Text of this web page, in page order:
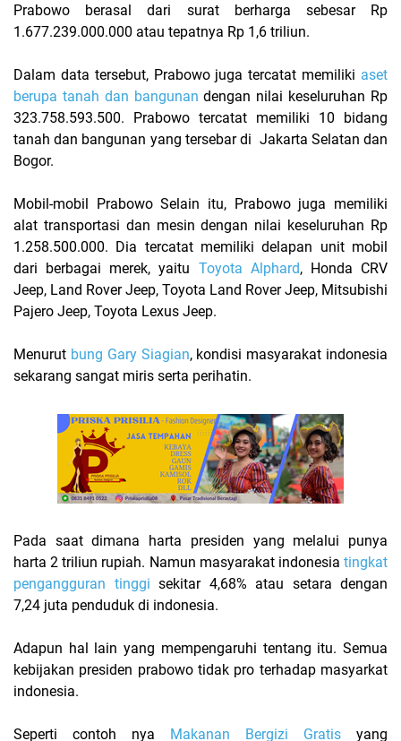
Prabowo berasal dari surat berharga sebesar Rp
1.677.239.000.000 atau tepatnya Rp 1,6 triliun.
Dalam data tersebut, Prabowo juga tercatat memiliki aset
berupa tanah dan bangunan dengan nilai keseluruhan Rp
323.758.593.500. Prabowo tercatat memiliki 10 bidang
tanah dan bangunan yang tersebar di Jakarta Selatan dan
Bogor.
Mobil-mobil Prabowo Selain itu, Prabowo juga memiliki
alat transportasi dan mesin dengan nilai keseluruhan Rp
1.258.500.000. Dia tercatat memiliki delapan unit mobil
dari berbagai merek, yaitu Toyota Alphard, Honda CRV
Jeep, Land Rover Jeep, Toyota Land Rover Jeep, Mitsubishi
Pajero Jeep, Toyota Lexus Jeep.
Menurut bung Gary Siagian, kondisi masyarakat indonesia
sekarang sangat miris serta perihatin.
Pada saat dimana harta presiden yang melalui punya
harta 2 triliun rupiah. Namun masyarakat indonesia tingkat
pengangguran tinggi sekitar 4,68% atau setara dengan
7,24 juta penduduk di indonesia.
Adapun hal lain yang mempengaruhi tentang itu. Semua
kebijakan presiden prabowo tidak pro terhadap masyarkat
indonesia.
Seperti contoh nya Makanan Bergizi Gratis yang